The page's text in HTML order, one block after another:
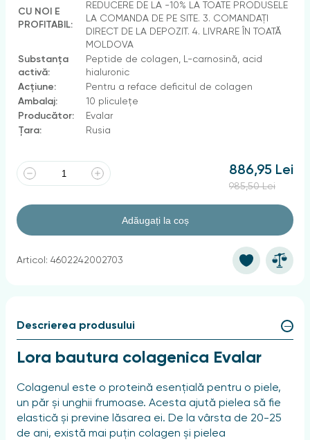
CU NOI E
PROFITABIL:
REDUCERE DE LA -10% LA TOATE PRODUSELE
LA COMANDA DE PE SITE. 3. COMANDAȚI
DIRECT DE LA DEPOZIT. 4. LIVRARE ÎN TOATĂ
MOLDOVA
Substanța
activă:
Peptide de colagen, L-carnosină, acid
hialuronic
Acțiune:
Pentru a reface deficitul de colagen
Ambalaj:
10 pliculețe
Producător:
Evalar
Țara:
Rusia
886,95 Lei
985,50 Lei
Adăugați la coș
Articol: 4602242002703
Descrierea produsului
Lora bautura colagenica Evalar
Colagenul este o proteină esențială pentru o piele,
un păr și unghii frumoase. Acesta ajută pielea să fie
elastică și previne lăsarea ei. De la vârsta de 20-25
de ani, există mai puțin colagen și pielea